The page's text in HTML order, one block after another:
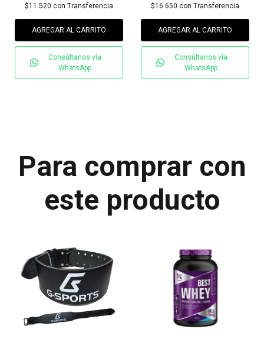
$11.520 con Transferencia
AGREGAR AL CARRITO
Consúltanos vía
WhatsApp
$16.650 con Transferencia
AGREGAR AL CARRITO
Consúltanos vía
WhatsApp
Para comprar con
este producto